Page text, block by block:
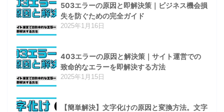
503エラーの原因と即解決策｜ビジネス機会損
失を防ぐための完全ガイド
2025年1月16日
403エラーの原因と解決策｜サイト運営での
致命的なエラーを即解決する方法
2025年1月15日
【簡単解決】文字化けの原因と変換方法。文字